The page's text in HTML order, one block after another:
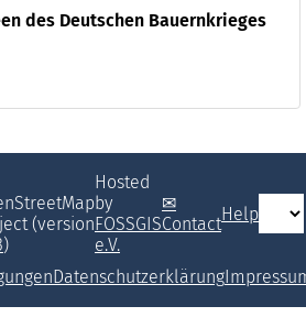
des Deutschen Bauernkrieges
(version
)
Hosted
by
FOSSGIS
e.V.
ContactHelp
Datenschutzerklärung